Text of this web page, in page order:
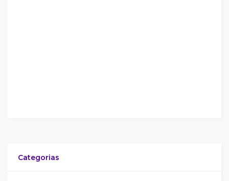
Categorias